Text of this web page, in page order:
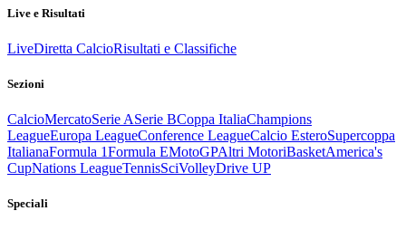
Live e Risultati
LiveDiretta CalcioRisultati e Classifiche
Sezioni
CalcioMercatoSerie ASerie BCoppa ItaliaChampions
LeagueEuropa LeagueConference LeagueCalcio EsteroSupercoppa
ItalianaFormula 1Formula EMotoGPAltri MotoriBasketAmerica's
CupNations LeagueTennisSciVolleyDrive UP
Speciali